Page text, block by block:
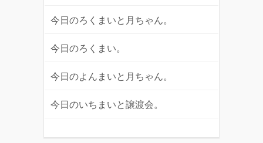
今日のろくまいと月ちゃん。
今日のろくまい。
今日のよんまいと月ちゃん。
今日のいちまいと譲渡会。